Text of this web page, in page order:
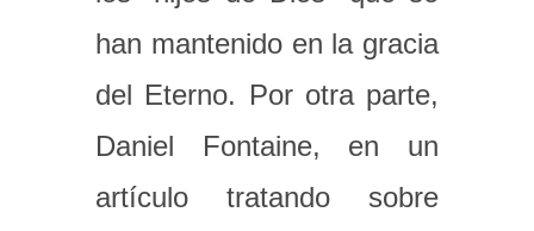
han mantenido en la gracia
del Eterno. Por otra parte,
Daniel Fontaine, en un
artículo tratando sobre